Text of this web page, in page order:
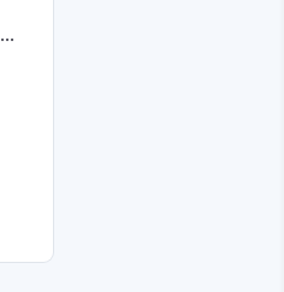
Phi Kiếm Trừ Thiên Ma